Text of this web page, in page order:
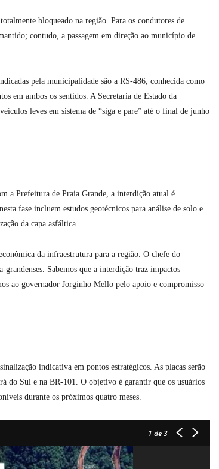
bloqueado na região. Para os condutores de
contudo, a passagem em direção ao município de
pela municipalidade são a RS-486, conhecida como
em ambos os sentidos. A Secretaria de Estado da
leves em sistema de “siga e pare” até o final de junho
a Prefeitura de Praia Grande, a interdição atual é
fase incluem estudos geotécnicos para análise de solo e
da capa asfáltica.
da infraestrutura para a região. O chefe do
Sabemos que a interdição traz impactos
ao governador Jorginho Mello pelo apoio e compromisso
indicativa em pontos estratégicos. As placas serão
do Sul e na BR-101. O objetivo é garantir que os usuários
durante os próximos quatro meses.
1 de 3